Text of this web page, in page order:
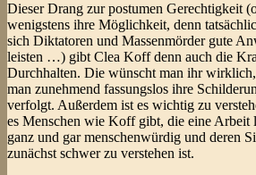
Dieser Drang zur postumen Gerechtigkeit
wenigstens ihre Möglichkeit, denn
sich Diktatoren und Massenmörder gute
leisten …) gibt Clea Koff denn auch die
Durchhalten. Die wünscht man ihr
man zunehmend fassungslos ihre
verfolgt. Außerdem ist es wichtig zu
es Menschen wie Koff gibt, die eine Arbeit
ganz und gar menschenwürdig und deren
zunächst schwer zu verstehen ist.